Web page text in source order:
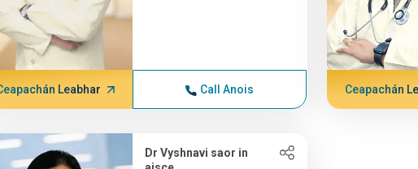
Leabhar Call Anois Ceapachán
Dr Vyshnavi saor in